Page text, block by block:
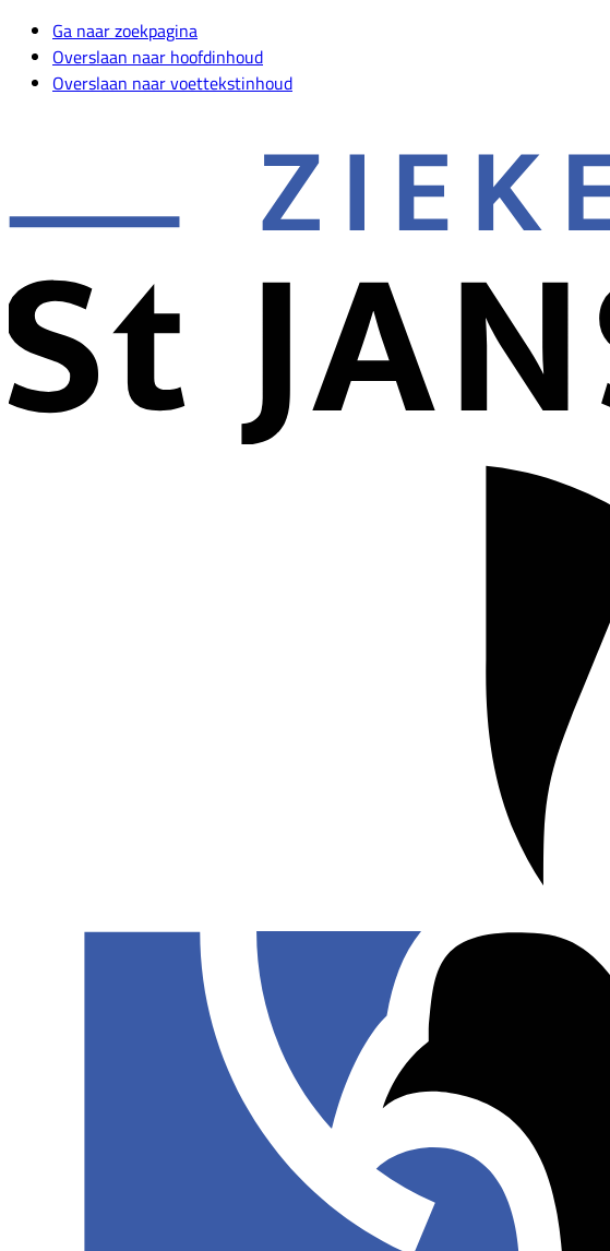
Ga naar zoekpagina
Overslaan naar hoofdinhoud
Overslaan naar voettekstinhoud